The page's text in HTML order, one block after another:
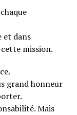
et dans
mission.
grand honneur
Mais